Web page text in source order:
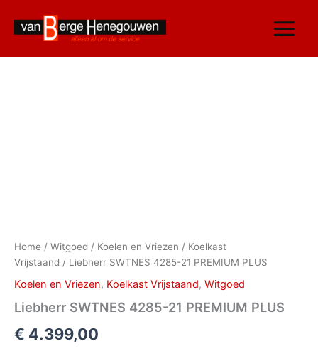
inhoud
Home / Witgoed / Koelen en Vriezen / Koelkast
Vrijstaand / Liebherr SWTNES 4285-21 PREMIUM PLUS
Koelen en Vriezen, Koelkast Vrijstaand, Witgoed
Liebherr SWTNES 4285-21 PREMIUM PLUS
€ 4.399,00